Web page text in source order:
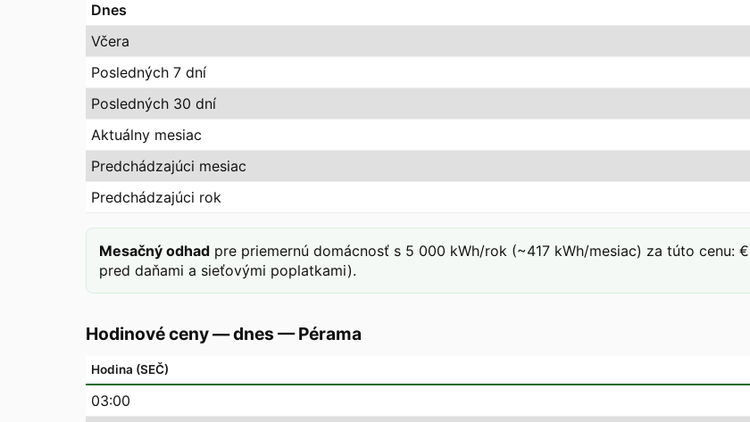
Dnes
Včera
Posledných 7 dní
Posledných 30 dní
Aktuálny mesiac
Predchádzajúci mesiac
Predchádzajúci rok
Mesačný odhad pre priemernú domácnosť s 5 000 kWh/rok (~417 kWh/mesiac) za túto cenu:
pred daňami a sieťovými poplatkami).
Hodinové ceny — dnes —Pérama
Hodina (SEČ)
03:00